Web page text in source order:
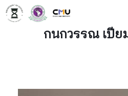
Skip
to
กนกวรรณ เปี่